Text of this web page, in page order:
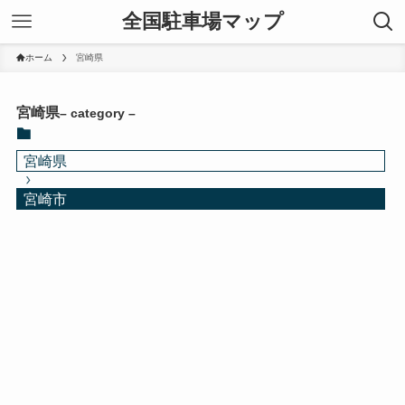
全国駐車場マップ
ホーム 宮崎県
宮崎県– category –
宮崎県
宮崎市